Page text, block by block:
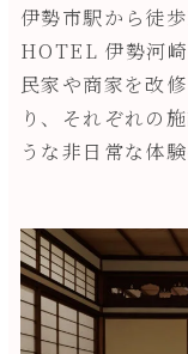
伊勢市駅から徒
HOTEL 伊勢河
民家や商家を改
り、それぞれの
うな非日常な体